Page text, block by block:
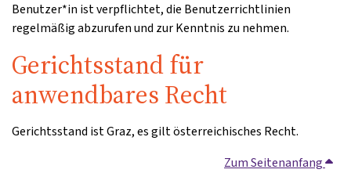
Benutzer*in ist verpflichtet, die Benutzerrichtlinien
regelmäßig abzurufen und zur Kenntnis zu nehmen.
Gerichtsstand für
anwendbares Recht
Gerichtsstand ist Graz, es gilt österreichisches Recht.
Zum Seitenanfang